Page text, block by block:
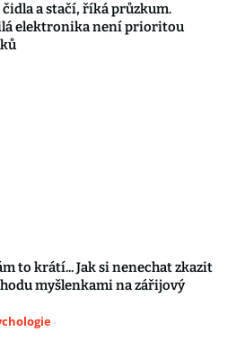
čidla a stačí, říká průzkum.
elektronika není prioritou
to krátí... Jak si nenechat zkazit
myšlenkami na zářijový